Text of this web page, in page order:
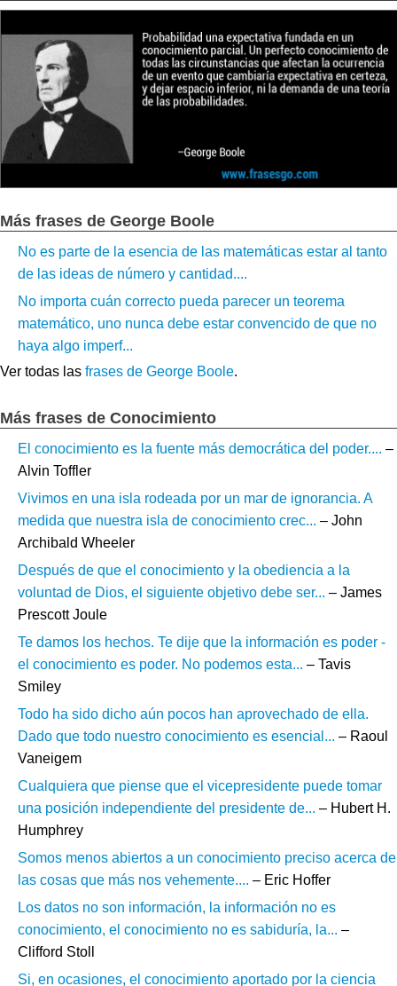
Más frases de George Boole
No es parte de la esencia de las matemáticas estar al tanto
de las ideas de número y cantidad....
No importa cuán correcto pueda parecer un teorema
matemático, uno nunca debe estar convencido de que no
haya algo imperf...
Ver todas las frases de George Boole.
Más frases de Conocimiento
El conocimiento es la fuente más democrática del poder.... –
Alvin Toffler
Vivimos en una isla rodeada por un mar de ignorancia. A
medida que nuestra isla de conocimiento crec... – John
Archibald Wheeler
Después de que el conocimiento y la obediencia a la
voluntad de Dios, el siguiente objetivo debe ser... – James
Prescott Joule
Te damos los hechos. Te dije que la información es poder -
el conocimiento es poder. No podemos esta... – Tavis
Smiley
Todo ha sido dicho aún pocos han aprovechado de ella.
Dado que todo nuestro conocimiento es esencial... – Raoul
Vaneigem
Cualquiera que piense que el vicepresidente puede tomar
una posición independiente del presidente de... – Hubert H.
Humphrey
Somos menos abiertos a un conocimiento preciso acerca de
las cosas que más nos vehemente.... – Eric Hoffer
Los datos no son información, la información no es
conocimiento, el conocimiento no es sabiduría, la... –
Clifford Stoll
Si, en ocasiones, el conocimiento aportado por la ciencia